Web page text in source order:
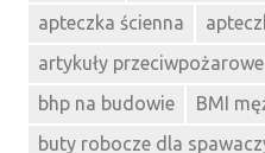
apteczka ścienna
artykuły przeciwpożarowe
bhp na budowie
BMI
buty robocze dla